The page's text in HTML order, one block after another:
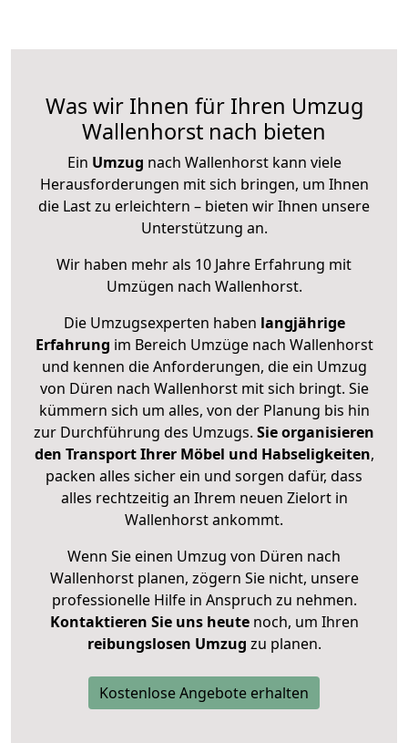
Was wir Ihnen für Ihren Umzug
Wallenhorst nach bieten
Ein Umzug nach Wallenhorst kann viele
Herausforderungen mit sich bringen, um Ihnen
die Last zu erleichtern – bieten wir Ihnen unsere
Unterstützung an.
Wir haben mehr als 10 Jahre Erfahrung mit
Umzügen nach Wallenhorst.
Die Umzugsexperten haben langjährige
Erfahrung im Bereich Umzüge nach Wallenhorst
und kennen die Anforderungen, die ein Umzug
von Düren nach Wallenhorst mit sich bringt. Sie
kümmern sich um alles, von der Planung bis hin
zur Durchführung des Umzugs. Sie organisieren
den Transport Ihrer Möbel und Habseligkeiten,
packen alles sicher ein und sorgen dafür, dass
alles rechtzeitig an Ihrem neuen Zielort in
Wallenhorst ankommt.
Wenn Sie einen Umzug von Düren nach
Wallenhorst planen, zögern Sie nicht, unsere
professionelle Hilfe in Anspruch zu nehmen.
Kontaktieren Sie uns heutenoch, um Ihren
reibungslosen Umzug zu planen.
Kostenlose Angebote erhalten